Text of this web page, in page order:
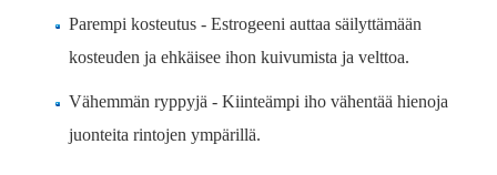
Parempi kosteutus - Estrogeeni auttaa säilyttämään
kosteuden ja ehkäisee ihon kuivumista ja velttoa.
Vähemmän ryppyjä - Kiinteämpi iho vähentää hienoja
juonteita rintojen ympärillä.